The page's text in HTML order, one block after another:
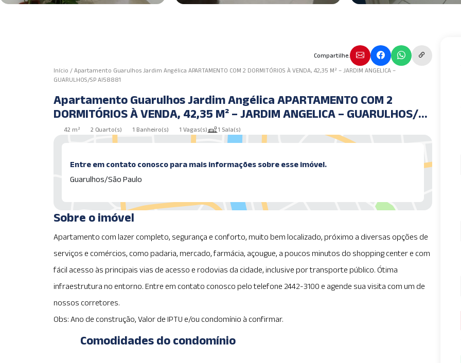
Compartilhe.
Início / Apartamento Guarulhos Jardim Angélica APARTAMENTO COM 2 DORMITÓRIOS À VENDA, 42,35 M² – JARDIM ANGELICA –
GUARULHOS/SP AI58881
Apartamento Guarulhos Jardim Angélica APARTAMENTO COM 2
DORMITÓRIOS À VENDA, 42,35 M² – JARDIM ANGELICA – GUARULHOS/SP
AI58881
42 m² 2 Quarto(s) 1 Banheiro(s) 1 Vagas(s) 1 Sala(s)
Entre em contato conosco para mais informações sobre esse imóvel.
Guarulhos/São Paulo
Sobre o imóvel
Apartamento com lazer completo, segurança e conforto, muito bem localizado, próximo a diversas opções de
serviços e comércios, como padaria, mercado, farmácia, açougue, a poucos minutos do shopping center e com
fácil acesso às principais vias de acesso e rodovias da cidade, inclusive por transporte público. Ótima
infraestrutura no entorno. Entre em contato conosco pelo telefone 2442-3100 e agende sua visita com um de
nossos corretores.
Obs: Ano de construção, Valor de IPTU e/ou condomínio à confirmar.
Comodidades do condomínio